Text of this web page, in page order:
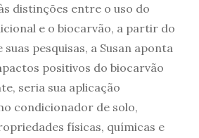
distinções entre o uso do
e o biocarvão, a partir do
pesquisas, a Susan aponta
positivos do biocarvão
seria sua aplicação
condicionador de solo,
físicas, químicas e